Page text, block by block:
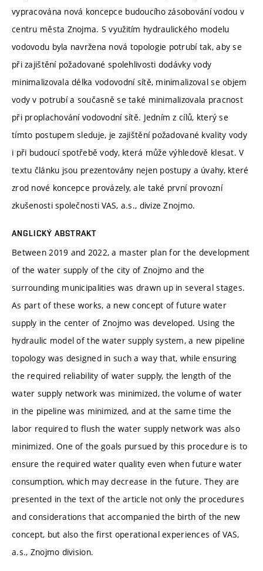
vypracována nová koncepce budoucího zásobování vodou v
centru města Znojma. S využitím hydraulického modelu
vodovodu byla navržena nová topologie potrubí tak, aby se
při zajištění požadované spolehlivosti dodávky vody
minimalizovala délka vodovodní sítě, minimalizoval se objem
vody v potrubí a současně se také minimalizovala pracnost
při proplachování vodovodní sítě. Jedním z cílů, který se
tímto postupem sleduje, je zajištění požadované kvality vody
i při budoucí spotřebě vody, která může výhledově klesat. V
textu článku jsou prezentovány nejen postupy a úvahy, které
zrod nové koncepce provázely, ale také první provozní
zkušenosti společnosti VAS, a.s., divize Znojmo.
ANGLICKÝ ABSTRAKT
Between 2019 and 2022, a master plan for the development
of the water supply of the city of Znojmo and the
surrounding municipalities was drawn up in several stages.
As part of these works, a new concept of future water
supply in the center of Znojmo was developed. Using the
hydraulic model of the water supply system, a new pipeline
topology was designed in such a way that, while ensuring
the required reliability of water supply, the length of the
water supply network was minimized, the volume of water
in the pipeline was minimized, and at the same time the
labor required to flush the water supply network was also
minimized. One of the goals pursued by this procedure is to
ensure the required water quality even when future water
consumption, which may decrease in the future. They are
presented in the text of the article not only the procedures
and considerations that accompanied the birth of the new
concept, but also the first operational experiences of VAS,
a.s., Znojmo division.